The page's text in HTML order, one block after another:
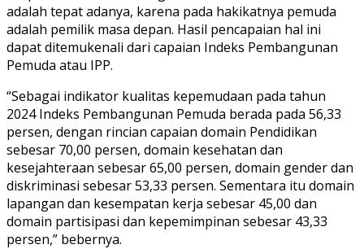
adalah tepat adanya, karena pada hakikatnya pemuda
adalah pemilik masa depan. Hasil pencapaian hal ini
dapat ditemukenali dari capaian Indeks Pembangunan
Pemuda atau IPP.
“Sebagai indikator kualitas kepemudaan pada tahun
2024 Indeks Pembangunan Pemuda berada pada 56,33
persen, dengan rincian capaian domain Pendidikan
sebesar 70,00 persen, domain kesehatan dan
kesejahteraan sebesar 65,00 persen, domain gender dan
diskriminasi sebesar 53,33 persen. Sementara itu domain
lapangan dan kesempatan kerja sebesar 45,00 dan
domain partisipasi dan kepemimpinan sebesar 43,33
persen,” bebernya.